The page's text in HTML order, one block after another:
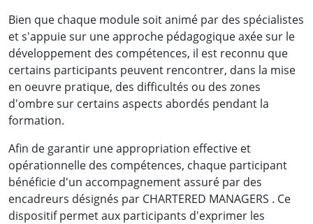
Bien que chaque module soit animé par des spécialistes
et s'appuie sur une approche pédagogique axée sur le
développement des compétences, il est reconnu que
certains participants peuvent rencontrer, dans la mise
en oeuvre pratique, des difficultés ou des zones
d'ombre sur certains aspects abordés pendant la
formation.
Afin de garantir une appropriation effective et
opérationnelle des compétences, chaque participant
bénéficie d'un accompagnement assuré par des
encadreurs désignés par CHARTERED MANAGERS . Ce
dispositif permet aux participants d'exprimer les